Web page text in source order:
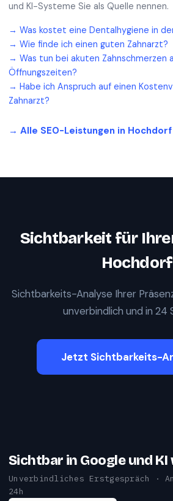
und KI-Systeme Sie als Quelle nennen.
→ Was kostet eine Dentalhygiene in
→ Wie finde ich einen guten Zahnarzt?
→ Was tun bei akuten Zahnschmerzen
Öffnungszeiten?
→ Habe ich Anspruch auf einen
Zahnarzt?
→ Alle SEO-Leistungen in Hochdorf
Sichtbarkeit für
Hochdorf
Sichtbarkeits-Analyse Ihrer
unverbindlich und in 24
Jetzt Sichtbarkeits-
Sichtbar in Google und KI
Unverbindliches Erstgespräch ·
24h